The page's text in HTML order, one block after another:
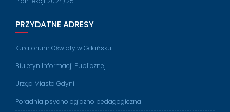
PRZYDATNE ADRESY
Kuratorium Oświaty w Gdańsku
Biuletyn Informacji Publicznej
Urząd Miasta Gdyni
Poradnia psychologiczno pedagogiczna